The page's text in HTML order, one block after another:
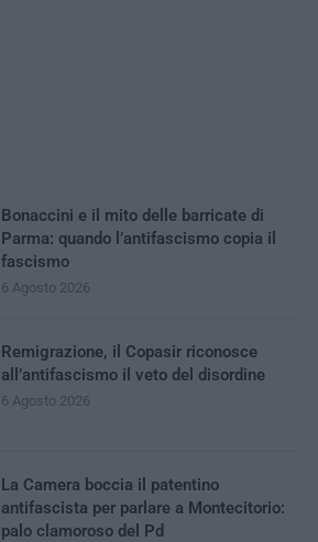
Bonaccini e il mito delle barricate di
Parma: quando l’antifascismo copia il
fascismo
6 Agosto 2026
Remigrazione, il Copasir riconosce
all’antifascismo il veto del disordine
6 Agosto 2026
La Camera boccia il patentino
antifascista per parlare a Montecitorio:
palo clamoroso del Pd